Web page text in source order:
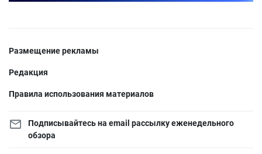
Размещение рекламы
Редакция
Правила использования материалов
Подписывайтесь на email рассылку еженедельного
обзора